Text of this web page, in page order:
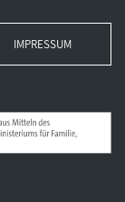
IMPRESSUM